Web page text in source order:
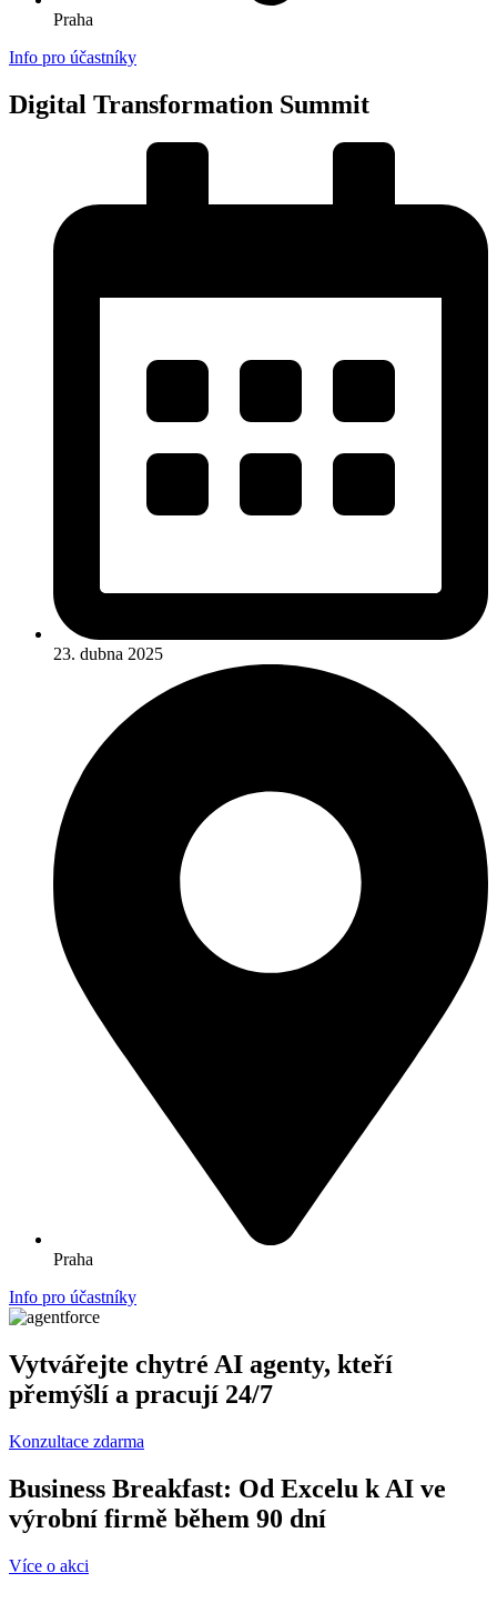
Praha
Info pro účastníky
Digital Transformation Summit
23. dubna 2025
Praha
Info pro účastníky
Vytvářejte chytré AI agenty, kteří
přemýšlí a pracují 24/7
Konzultace zdarma
Business Breakfast: Od Excelu k AI ve
výrobní firmě během 90 dní
Více o akci